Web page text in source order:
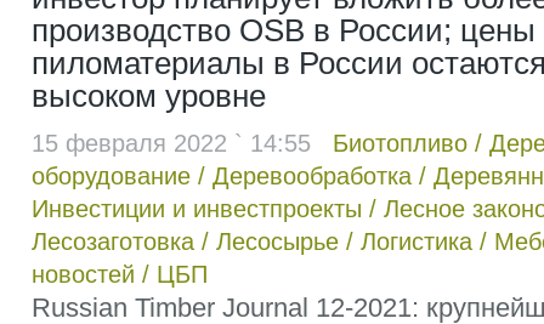
производство OSB в России; цены
пиломатериалы в России
высоком уровне
15 февраля 2022 ` 14:55 Биотопливо /
оборудование / Деревообработка /
Инвестиции и инвестпроекты / Лесное
Лесозаготовка / Лесосырье / Логистика /
новостей / ЦБП
Russian Timber Journal 12-2021: